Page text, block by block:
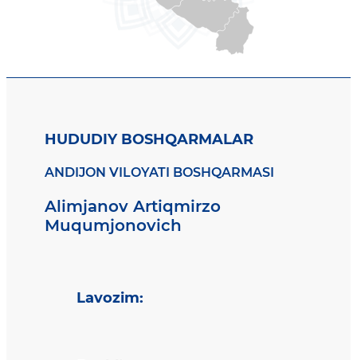
HUDUDIY BOSHQARMALAR
ANDIJON VILOYATI BOSHQARMASI
Alimjanov Artiqmirzo
Muqumjonovich
Lavozim: